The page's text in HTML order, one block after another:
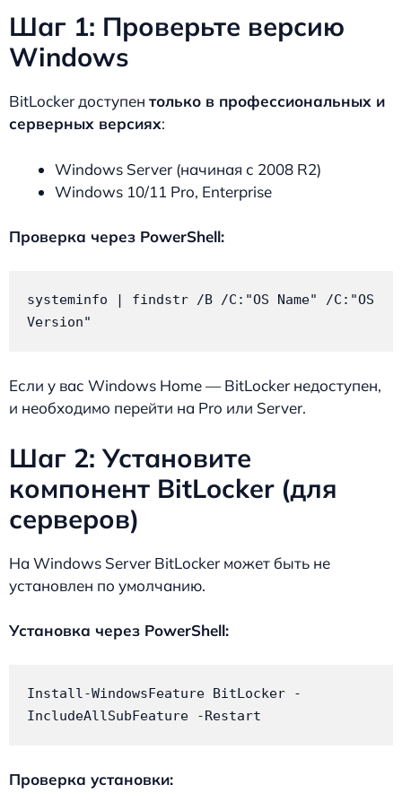
Шаг 1: Проверьте версию
Windows
BitLocker доступен только в профессиональных и
серверных версиях:
Windows Server (начиная с 2008 R2)
Windows 10/11 Pro, Enterprise
Проверка через PowerShell:
systeminfo | findstr /B /C:"OS Name" /C:"OS
Version"
Если у вас Windows Home — BitLocker недоступен,
и необходимо перейти на Pro или Server.
Шаг 2: Установите
компонент BitLocker (для
серверов)
На Windows Server BitLocker может быть не
установлен по умолчанию.
Установка через PowerShell:
Install-WindowsFeature BitLocker -
IncludeAllSubFeature -Restart
Проверка установки: